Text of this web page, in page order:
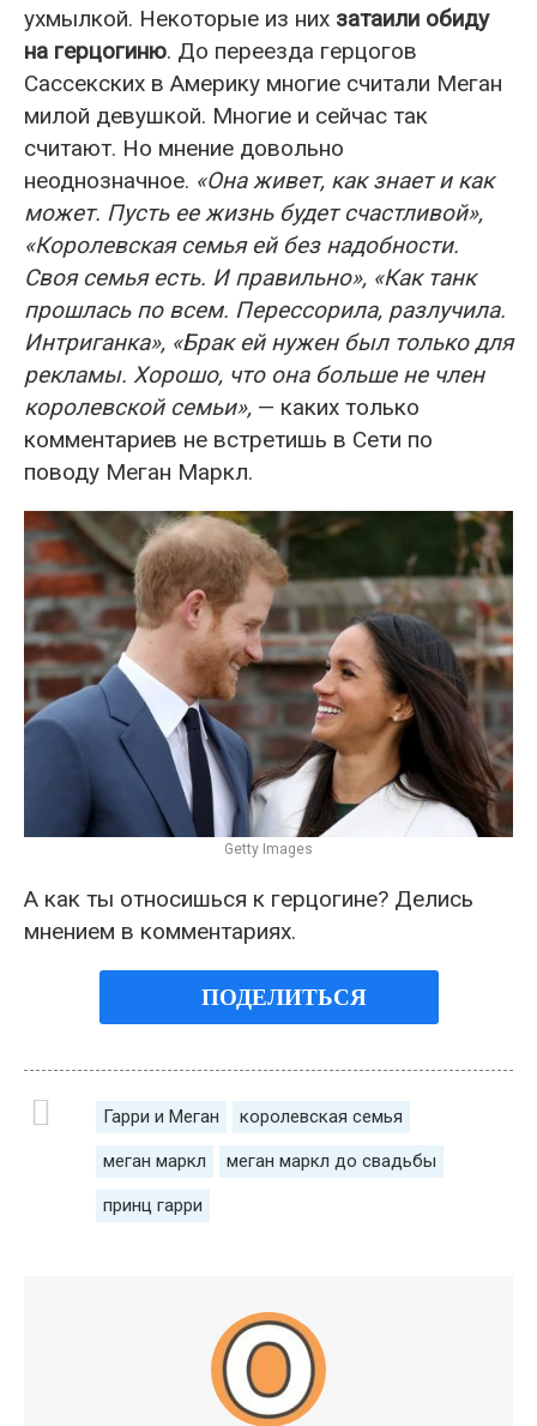
ухмылкой. Некоторые из них затаили обиду
на герцогиню. До переезда герцогов
Сассекских в Америку многие считали Меган
милой девушкой. Многие и сейчас так
считают. Но мнение довольно
неоднозначное. «Она живет, как знает и как
может. Пусть ее жизнь будет счастливой»,
«Королевская семья ей без надобности.
Своя семья есть. И правильно», «Как танк
прошлась по всем. Перессорила, разлучила.
Интриганка», «Брак ей нужен был только для
рекламы. Хорошо, что она больше не член
королевской семьи», — каких только
комментариев не встретишь в Сети по
поводу Меган Маркл.
Getty Images
А как ты относишься к герцогине? Делись
мнением в комментариях.
ПОДЕЛИТЬСЯ
Гарри и Меган королевская семья
меган маркл меган маркл до свадьбы
принц гарри